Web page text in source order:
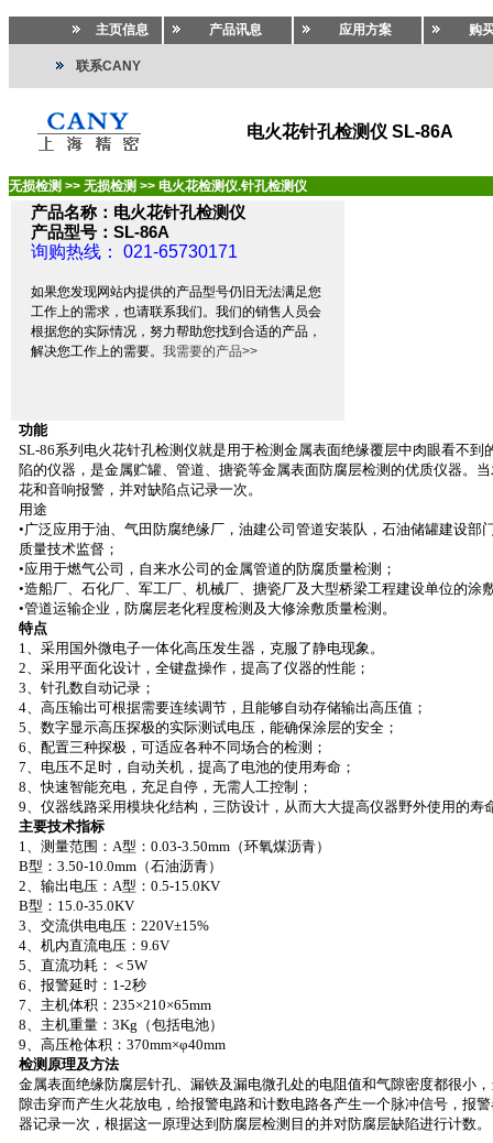
主页信息 产品讯息 应用方案 购
联系CANY
电火花针孔检测仪 SL-86A
无损检测 >> 无损检测 >> 电火花检测仪.针孔检测仪
产品名称：电火花针孔检测仪
产品型号：SL-86A
询购热线： 021-65730171
如果您发现网站内提供的产品型号仍旧无法满足您
工作上的需求，也请联系我们。我们的销售人员会
根据您的实际情况，努力帮助您找到合适的产品，
解决您工作上的需要。 我需要的产品>>
功能
SL-86系列电火花针孔检测仪就是用于检测金属表面绝缘覆层中肉眼看不到
陷的仪器，是金属贮罐、管道、搪瓷等金属表面防腐层检测的优质仪器。
花和音响报警，并对缺陷点记录一次。
用途
•广泛应用于油、气田防腐绝缘厂，油建公司管道安装队，石油储罐建设部
质量技术监督；
•应用于燃气公司，自来水公司的金属管道的防腐质量检测；
•造船厂、石化厂、军工厂、机械厂、搪瓷厂及大型桥梁工程建设单位的涂
•管道运输企业，防腐层老化程度检测及大修涂敷质量检测。
特点
1、采用国外微电子一体化高压发生器，克服了静电现象。
2、采用平面化设计，全键盘操作，提高了仪器的性能；
3、针孔数自动记录；
4、高压输出可根据需要连续调节，且能够自动存储输出高压值；
5、数字显示高压探极的实际测试电压，能确保涂层的安全；
6、配置三种探极，可适应各种不同场合的检测；
7、电压不足时，自动关机，提高了电池的使用寿命；
8、快速智能充电，充足自停，无需人工控制；
9、仪器线路采用模块化结构，三防设计，从而大大提高仪器野外使用的寿
主要技术指标
1、测量范围：A型：0.03-3.50mm （环氧煤沥青）
B型：3.50-10.0mm （石油沥青）
2、输出电压：A型：0.5-15.0KV
B型： 15.0-35.0KV
3、交流供电电压：220V±15%
4、机内直流电压：9.6V
5、直流功耗：＜5W
6、报警延时： 1-2秒
7、主机体积：235×210×65mm
8、主机重量：3Kg （包括电池）
9、高压枪体积：370mm×φ40mm
检测原理及方法
金属表面绝缘防腐层针孔、漏铁及漏电微孔处的电阻值和气隙密度都很小
隙击穿而产生火花放电，给报警电路和计数电路各产生一个脉冲信号，报
器记录一次，根据这一原理达到防腐层检测目的并对防腐层缺陷进行计数。